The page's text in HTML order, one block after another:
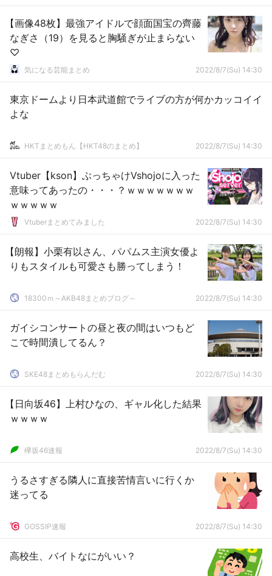
【画像48枚】最強アイドルで顔面国宝の齊藤
なぎさ（19）を見ると胸騒ぎが止まらない
♡
気になる芸能まとめ 2022/8/7(Su) 14:30
東京ドームより日本武道館でライブの方が何かカッコイイ
よな
HKTまとめもん【HKT48のまとめ】 2022/8/7(Su) 14:30
Vtuber【kson】ぶっちゃけVshojoに入った
意味ってあったの・・・？ｗｗｗｗｗｗｗ
ｗｗｗｗｗ
Vtuberまとめてみました 2022/8/7(Su) 14:30
【朗報】小栗有以さん、パパムス主演女優よ
りもスタイルも可愛さも勝ってしまう！
18300ｍ～AKB48まとめブログ～ 2022/8/7(Su) 14:30
ガイシコンサートの昼と夜の間はいつもど
こで時間潰してるん？
SKE48まとめもらんだむ 2022/8/7(Su) 14:30
【日向坂46】上村ひなの、ギャル化した結果
ｗｗｗｗ
欅坂46速報 2022/8/7(Su) 14:30
うるさすぎる隣人に直接苦情言いに行くか
迷ってる
GOSSIP速報 2022/8/7(Su) 14:30
高校生、バイトなにがいい？